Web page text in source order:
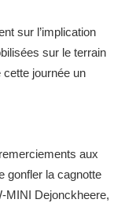
sur l’implication
sur le terrain
journée un
aux
gonfler la cagnotte
MINI Dejonckheere,